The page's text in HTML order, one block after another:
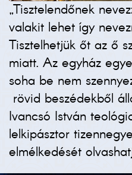
„Tisztelendőnek
valakit lehet így
Tisztelhetjük őt az ő
miatt. Az egyház
soha be nem
rövid beszédekből
Ivancsó István
lelkipásztor
elmélkedését